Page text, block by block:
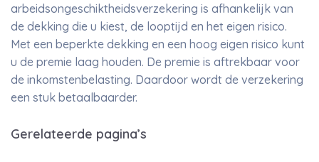
arbeidsongeschiktheidsverzekering is afhankelijk van
de dekking die u kiest, de looptijd en het eigen risico.
Met een beperkte dekking en een hoog eigen risico kunt
u de premie laag houden. De premie is aftrekbaar voor
de inkomstenbelasting. Daardoor wordt de verzekering
een stuk betaalbaarder.
Gerelateerde pagina’s